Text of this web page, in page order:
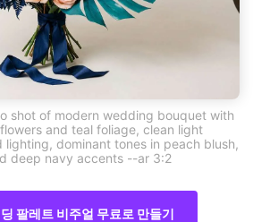
shot of modern wedding bouquet with
and teal foliage, clean light
dominant tones in peach blush,
deep navy accents --ar 3:2
팔레트 비주얼 무료로 만들기